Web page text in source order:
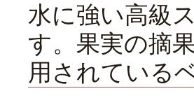
水に強い高級
す。果実の摘
用されている